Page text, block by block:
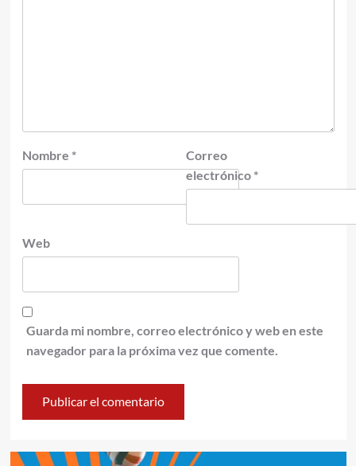
Nombre *
Correo
electrónico *
Web
Guarda mi nombre, correo electrónico y web en este
navegador para la próxima vez que comente.